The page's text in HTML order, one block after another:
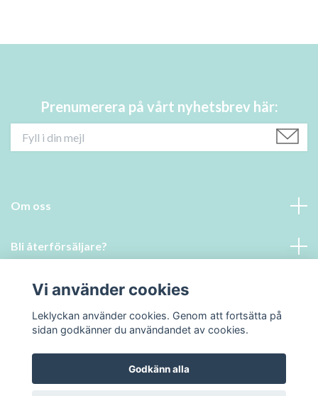
Prenumerera på vårt nyhetsbrev här:
Om oss
Bli återförsäljare?
Läs mer
Sociala medier
Vi använder cookies
Leklyckan använder cookies. Genom att fortsätta på
sidan godkänner du användandet av cookies.
Godkänn alla